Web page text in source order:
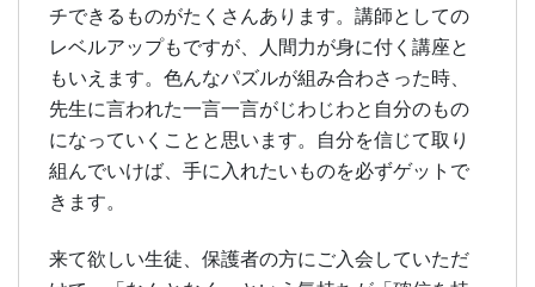
チできるものがたくさんあります。講師としての
レベルアップもですが、人間力が身に付く講座と
もいえます。色んなパズルが組み合わさった時、
先生に言われた一言一言がじわじわと自分のもの
になっていくことと思います。自分を信じて取り
組んでいけば、手に入れたいものを必ずゲットで
きます。
来て欲しい生徒、保護者の方にご入会していただ